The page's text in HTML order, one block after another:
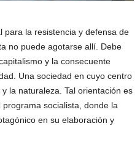
para la resistencia y defensa de
no puede agotarse allí. Debe
y la consecuente
Una sociedad en cuyo centro
la naturaleza. Tal orientación es
socialista, donde la
en su elaboración y